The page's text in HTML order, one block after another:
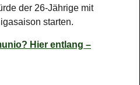
der 26-Jährige mit
starten.
Hier entlang –